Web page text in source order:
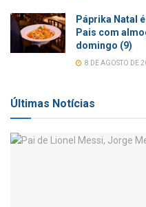
Páprika Natal
Pais com
domingo (9)
8 DE AGOSTO DE
Últimas Notícias